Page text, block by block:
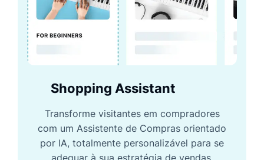
Shopping Assistant
Transforme visitantes em compradores
com um Assistente de Compras orientado
por IA, totalmente personalizável para se